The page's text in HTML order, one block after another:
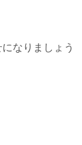
なりましょう